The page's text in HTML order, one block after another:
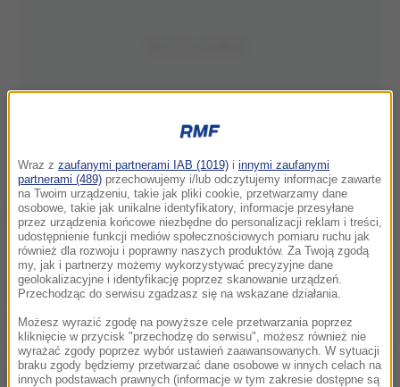
Galaktyka RX J1140.1+0307
Droga Mleczna, podobnie jak większość dużych
galaktyk, ma w swym centrum supermasywną
czarną dziurę. Są jednak galaktyki zbudowane wokół
lżejszych czarnych dziur. Takim przykładem jest
Wraz z zaufanymi partnerami IAB (1019) i innymi zaufanymi
partnerami (489) przechowujemy i/lub odczytujemy informacje zawarte
na Twoim urządzeniu, takie jak pliki cookie, przetwarzamy dane
osobowe, takie jak unikalne identyfikatory, informacje przesyłane
przez urządzenia końcowe niezbędne do personalizacji reklam i treści,
udostępnienie funkcji mediów społecznościowych pomiaru ruchu jak
również dla rozwoju i poprawny naszych produktów. Za Twoją zgodą
my, jak i partnerzy możemy wykorzystywać precyzyjne dane
geolokalizacyjne i identyfikację poprzez skanowanie urządzeń.
Przechodząc do serwisu zgadzasz się na wskazane działania.
Możesz wyrazić zgodę na powyższe cele przetwarzania poprzez
kliknięcie w przycisk "przechodzę do serwisu", możesz również nie
wyrażać zgody poprzez wybór ustawień zaawansowanych. W sytuacji
braku zgody będziemy przetwarzać dane osobowe w innych celach na
innych podstawach prawnych (informacje w tym zakresie dostępne są